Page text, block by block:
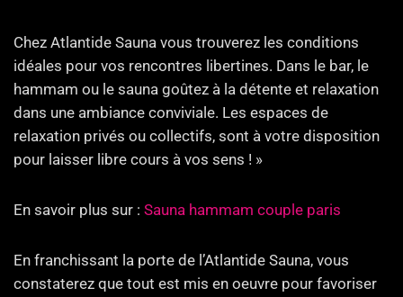
Chez Atlantide Sauna vous trouverez les conditions
idéales pour vos rencontres libertines. Dans le bar, le
hammam ou le sauna goûtez à la détente et relaxation
dans une ambiance conviviale. Les espaces de
relaxation privés ou collectifs, sont à votre disposition
pour laisser libre cours à vos sens ! »
En savoir plus sur : Sauna hammam couple paris
En franchissant la porte de l’Atlantide Sauna, vous
constaterez que tout est mis en oeuvre pour favoriser